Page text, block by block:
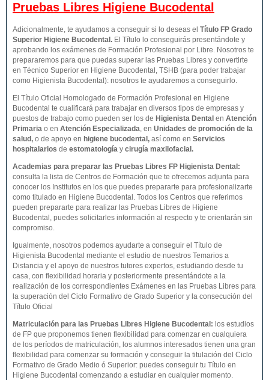
Pruebas Libres Higiene Bucodental
Adicionalmente, te ayudamos a conseguir si lo deseas el Título FP Grado
Superior Higiene Bucodental . El Título lo conseguirás presentándote y
aprobando los exámenes de Formación Profesional por Libre. Nosotros te
prepararemos para que puedas superar las Pruebas Libres y convertirte
en Técnico Superior en Higiene Bucodental, TSHB (para poder trabajar
como Higienista Bucodental): nosotros te ayudaremos a conseguirlo.
El Título Oficial Homologado de Formación Profesional en Higiene
Bucodental te cualificará para trabajar en diversos tipos de empresas y
puestos de trabajo como pueden ser los de Higienista Dental en Atención
Primaria o en Atención Especializada, en Unidades de promoción de la
salud, o de apoyo en higiene bucodental, así como en Servicios
hospitalarios de estomatología y cirugía maxilofacial.
Academias para preparar las Pruebas Libres FP Higienista Dental:
consulta la lista de Centros de Formación que te ofrecemos adjunta para
conocer los Institutos en los que puedes prepararte para profesionalizarte
como titulado en Higiene Bucodental. Todos los Centros que referimos
pueden prepararte para realizar las Pruebas Libres de Higiene
Bucodental, puedes solicitarles información al respecto y te orientarán sin
compromiso.
Igualmente, nosotros podemos ayudarte a conseguir el Título de
Higienista Bucodental mediante el estudio de nuestros Temarios a
Distancia y el apoyo de nuestros tutores expertos, estudiando desde tu
casa, con flexibilidad horaria y posteriormente presentándote a la
realización de los correspondientes Exámenes en las Pruebas Libres para
la superación del Ciclo Formativo de Grado Superior y la consecución del
Título Oficial
Matriculación para las Pruebas Libres Higiene Bucodental : los estudios
de FP que proponemos tienen flexibilidad para comenzar en cualquiera
de los períodos de matriculación, los alumnos interesados tienen una gran
flexibilidad para comenzar su formación y conseguir la titulación del Ciclo
Formativo de Grado Medio ó Superior: puedes conseguir tu Título en
Higiene Bucodental comenzando a estudiar en cualquier momento.